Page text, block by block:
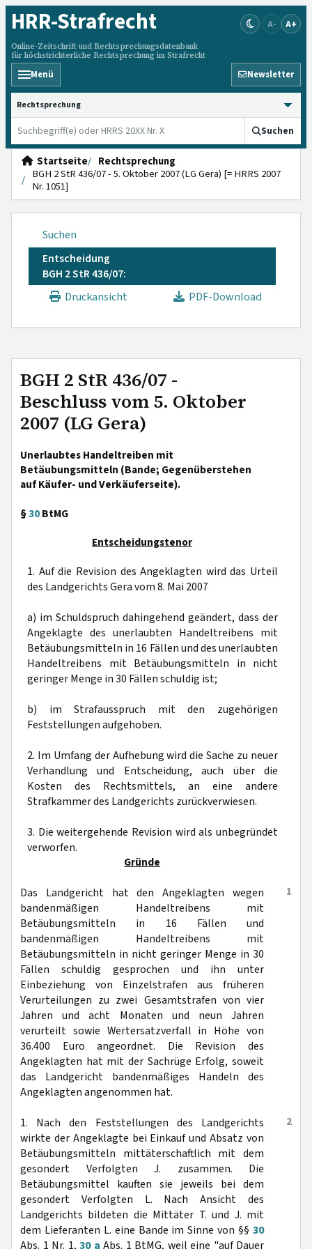
HRR-Strafrecht
Online-Zeitschrift und Rechtsprechungsdatenbank
für höchstrichterliche Rechtsprechung im Strafrecht
A- A+
Menü Newsletter
HRRS durchsuchen
Suchen
Startseite
Rechtsprechung
BGH 2 StR 436/07 - 5. Oktober 2007 (LG Gera) [= HRRS 2007
Nr. 1051]
Suchen
Entscheidung
BGH 2 StR 436/07:
Druckansicht
PDF-Download
BGH 2 StR 436/07 -
Beschluss vom 5. Oktober
2007 (LG Gera)
Unerlaubtes Handeltreiben mit
Betäubungsmitteln (Bande; Gegenüberstehen
auf Käufer- und Verkäuferseite).
§30BtMG
Entscheidungstenor
1. Auf die Revision des Angeklagten wird das Urteil
des Landgerichts Gera vom 8. Mai 2007
a) im Schuldspruch dahingehend geändert, dass der
Angeklagte des unerlaubten Handeltreibens mit
Betäubungsmitteln in 16 Fällen und des unerlaubten
Handeltreibens mit Betäubungsmitteln in nicht
geringer Menge in 30 Fällen schuldig ist;
b) im Strafausspruch mit den zugehörigen
Feststellungen aufgehoben.
2. Im Umfang der Aufhebung wird die Sache zu neuer
Verhandlung und Entscheidung, auch über die
Kosten des Rechtsmittels, an eine andere
Strafkammer des Landgerichts zurückverwiesen.
3. Die weitergehende Revision wird als unbegründet
verworfen.
Gründe
1
Das Landgericht hat den Angeklagten wegen
bandenmäßigen Handeltreibens mit
Betäubungsmitteln in 16 Fällen und
bandenmäßigen Handeltreibens mit
Betäubungsmitteln in nicht geringer Menge in 30
Fällen schuldig gesprochen und ihn unter
Einbeziehung von Einzelstrafen aus früheren
Verurteilungen zu zwei Gesamtstrafen von vier
Jahren und acht Monaten und neun Jahren
verurteilt sowie Wertersatzverfall in Höhe von
36.400 Euro angeordnet. Die Revision des
Angeklagten hat mit der Sachrüge Erfolg, soweit
das Landgericht bandenmäßiges Handeln des
Angeklagten angenommen hat.
2
1. Nach den Feststellungen des Landgerichts
wirkte der Angeklagte bei Einkauf und Absatz von
Betäubungsmitteln mittäterschaftlich mit dem
gesondert Verfolgten J. zusammen. Die
Betäubungsmittel kauften sie jeweils bei dem
gesondert Verfolgten L. Nach Ansicht des
Landgerichts bildeten die Mittäter T. und J. mit
dem Lieferanten L. eine Bande im Sinne von §§ 30
Abs. 1 Nr. 1, 30 a Abs. 1 BtMG, weil eine "auf Dauer